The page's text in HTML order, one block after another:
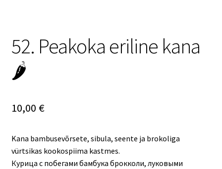
52. Peakoka eriline kana
🌶️
10,00 €
Kana bambusevõrsete, sibula, seente ja brokoliga
vürtsikas kookospiima kastmes.
Курица с побегами бамбука брокколи, луковыми